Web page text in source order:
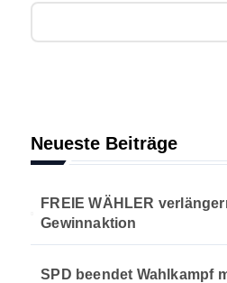
Neueste Beiträge
FREIE WÄHLER
Gewinnaktion
SPD beendet Wahlkampf